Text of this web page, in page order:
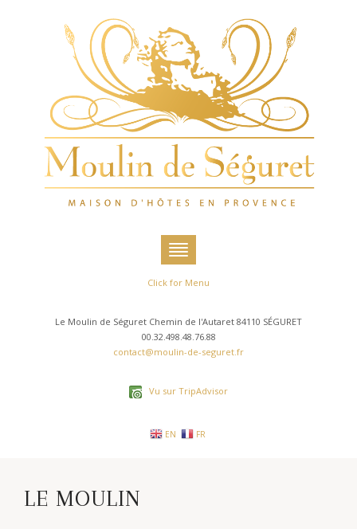
Click for Menu
Le Moulin de Séguret Chemin de l'Autaret 84110 SÉGURET
00.32.498.48.76.88
contact@moulin-de-seguret.fr
Vu sur TripAdvisor
EN FR
LE MOULIN